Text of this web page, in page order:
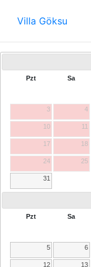
Villa Göksu
Pzt Sa
3 4
10 11
17 18
24 25
31
Pzt Sa
5 6
12 13